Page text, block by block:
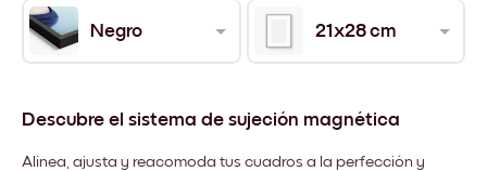
Negro 21x28 cm
Descubre el sistema de sujeción magnética
Alinea, ajusta y reacomoda tus cuadros a la perfección y